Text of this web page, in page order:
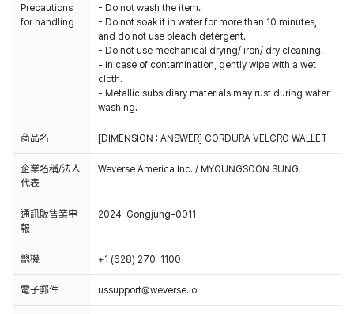
Precautions
for handling
- Do not wash the item.
- Do not soak it in water for more than 10 minutes,
and do not use bleach detergent.
- Do not use mechanical drying/ iron/ dry cleaning.
- In case of contamination, gently wipe with a wet
cloth.
- Metallic subsidiary materials may rust during water
washing.
商品名 [DIMENSION : ANSWER] CORDURA VELCRO WALLET
企業名稱/法人
代表
Weverse America Inc. / MYOUNGSOON SUNG
通訊販售業申
報
2024-Gongjung-0011
總機 +1 (628) 270-1100
電子郵件 ussupport@weverse.io